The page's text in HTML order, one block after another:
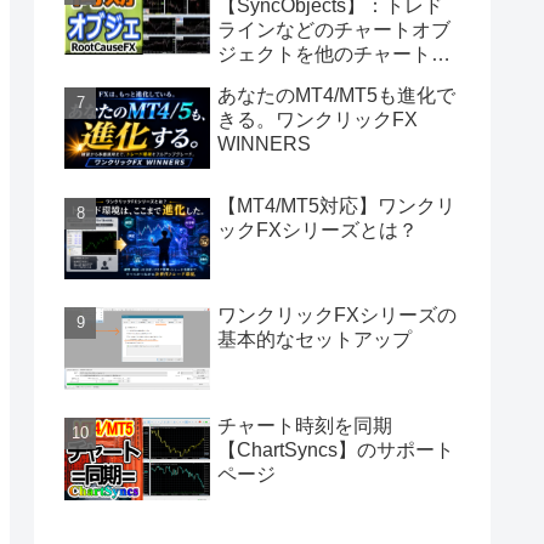
【SyncObjects】：トレド
ラインなどのチャートオブ
ジェクトを他のチャートに
あなたのMT4/MT5も進化で
きる。ワンクリックFX
WINNERS
【MT4/MT5対応】ワンクリ
ックFXシリーズとは？
ワンクリックFXシリーズの
基本的なセットアップ
チャート時刻を同期
【ChartSyncs】のサポート
ページ